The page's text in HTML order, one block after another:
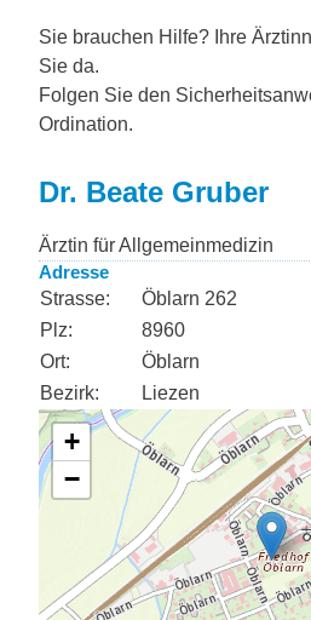
Sie brauchen Hilfe? Ihre
Sie da.
Folgen Sie den
Ordination.
Dr. Beate Gruber
Ärztin für Allgemeinmedizin
Adresse
Strasse:
Öblarn 262
Plz:
8960
Ort:
Öblarn
Bezirk:
Liezen